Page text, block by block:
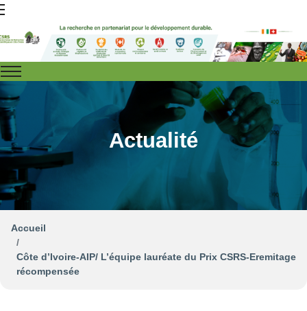
Actualité
Accueil
Côte d’Ivoire-AIP/ L’équipe lauréate du Prix CSRS-Eremitage
récompensée